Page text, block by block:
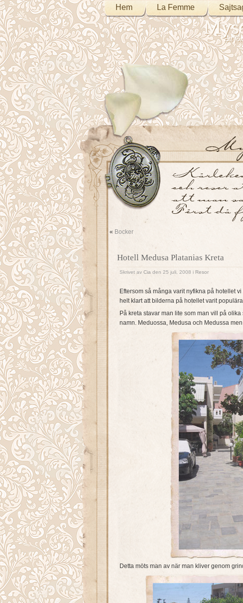
Hem La Femme
Ett
« Bocker
Hotell Medusa Platanias Kreta
Skrivet av Cia den 25 juli, 2008 i Resor
Eftersom så många varit nyfikna på hotellet
helt klart att bilderna på hotellet varit
På kreta stavar man lite som man vill på
namn. Meduossa, Medusa och Medussa
Detta möts man av när man kliver genom